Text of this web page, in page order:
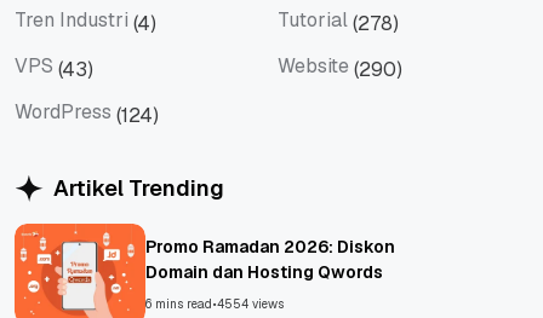
Tren Industri (4) Tutorial(278)
VPS (43) Website (290)
WordPress (124)
Artikel Trending
Promo Ramadan 2026: Diskon
Domain dan Hosting Qwords
6 mins read •4554 views